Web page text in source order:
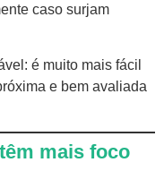
caso surjam
é muito mais fácil
e bem avaliada
mais foco